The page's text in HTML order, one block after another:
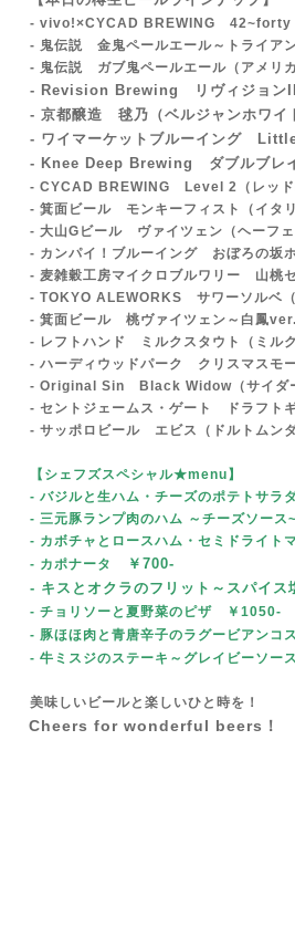
- vivo!×CYCAD BREWING 42~forty
- 鬼伝説 金鬼ペールエール～トライア
- 鬼伝説 ガブ鬼ペールエール（アメリカ
- Revision Brewing リヴィジョン
- 京都醸造 毬乃（ベルジャンホワ
- ワイマーケットブルーイング
- Knee Deep Brewing ダブルブレ
- CYCAD BREWING Level 2（レッ
- 箕面ビール モンキーフィスト（イタリ
- 大山Gビール ヴァイツェン（ヘーフェ
- カンパイ！ブルーイング おぼろの坂
- 麦雑穀工房マイクロブルワリー 山桃
- TOKYO ALEWORKS サワーソルベ（
- 箕面ビール 桃ヴァイツェン～白鳳ver.
- レフトハンド ミルクスタウト（ミルク
- ハーディウッドパーク クリスマスモ
- Original Sin Black Widow（サイダー
- セントジェームス・ゲート ドラフト
- サッポロビール エビス（ドルトムン
【シェフズスペシャル★menu 】
- バジルと生ハム・チーズのポテトサラ
- 三元豚ランプ肉のハム ～チーズソース~
- カボチャとロースハム・セミドライ
- カポナータ
￥700-
- キスとオクラのフリット～スパイ
- チョリソーと夏野菜のピザ ￥1050-
- 豚ほほ肉と青唐辛子のラグービアンコ
- 牛ミスジのステーキ～グレイビーソース
美味しいビールと楽しいひと時を！
Cheers for wonderful beers！